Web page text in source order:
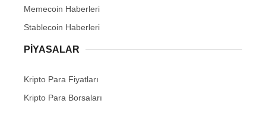
Memecoin Haberleri
Stablecoin Haberleri
PIYASALAR
Kripto Para Fiyatları
Kripto Para Borsaları